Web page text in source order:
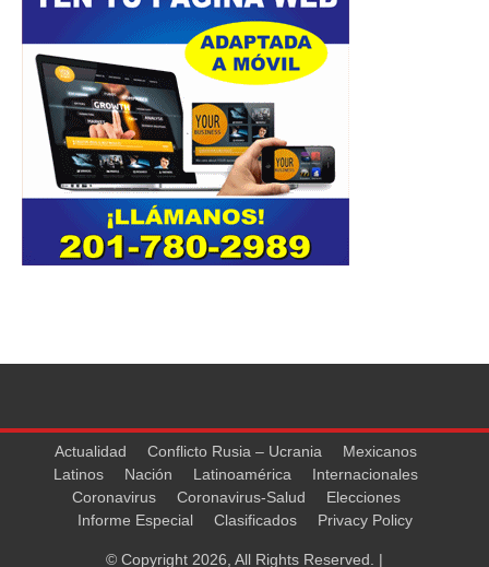
Actualidad Conflicto Rusia – Ucrania
Mexicanos
Latinos
Nación Latinoamérica
Internacionales
Coronavirus
Coronavirus-Salud
Elecciones
Informe Especial
Clasificados Privacy Policy
© Copyright 2026, All Rights Reserved. |